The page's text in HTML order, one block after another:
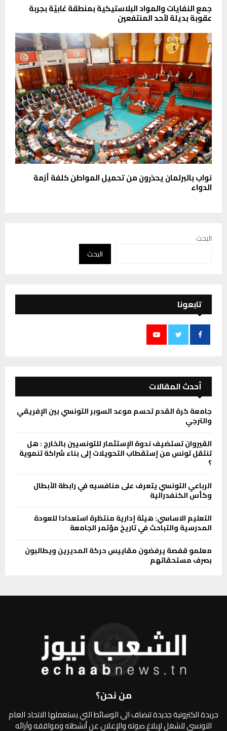
جمع النفايات والمواد البلاستيكية بمنطقة غابيّة بجربة
عقوبة بديلة لأحد المنتفعين
نواب بالبرلمان يحذرون من تحميل المواطن كلفة أزمة
الدواء
البحث
البحث
تابعونا
أحدث المقالات
جامعة كرة القدم تحسم موعد السوبر التونسي بين الإفريقي
والترجي
القيروان تستضيف ندوة الإستثمار للتونسيين بالخارج : هل
تنتقل تونس من إستقطاب التحويلات إلى بناء شراكة تنموية
؟
الرباعي التونسي يتعرف على منافسيه في رابطة الأبطال
وكأس الكنفدرالية
التعليم الاساسي: هيئة إدارية منتظرة استعدادا للعودة
المدرسية والتباحث في تاريخ مؤتمر الجامعة
معلمو قفصة يرفضون مقاييس حركة المديرين ويطالبون
بصرف مستحقاتهم
من نحن؟
جريدة الكترونية جديدة تنضاف الى الوسائط التي يستعملها الاتحاد العام
التونسي للشغل لإبلاغ صوته والإعلان عن أنشطته ومواقفه وآرائه